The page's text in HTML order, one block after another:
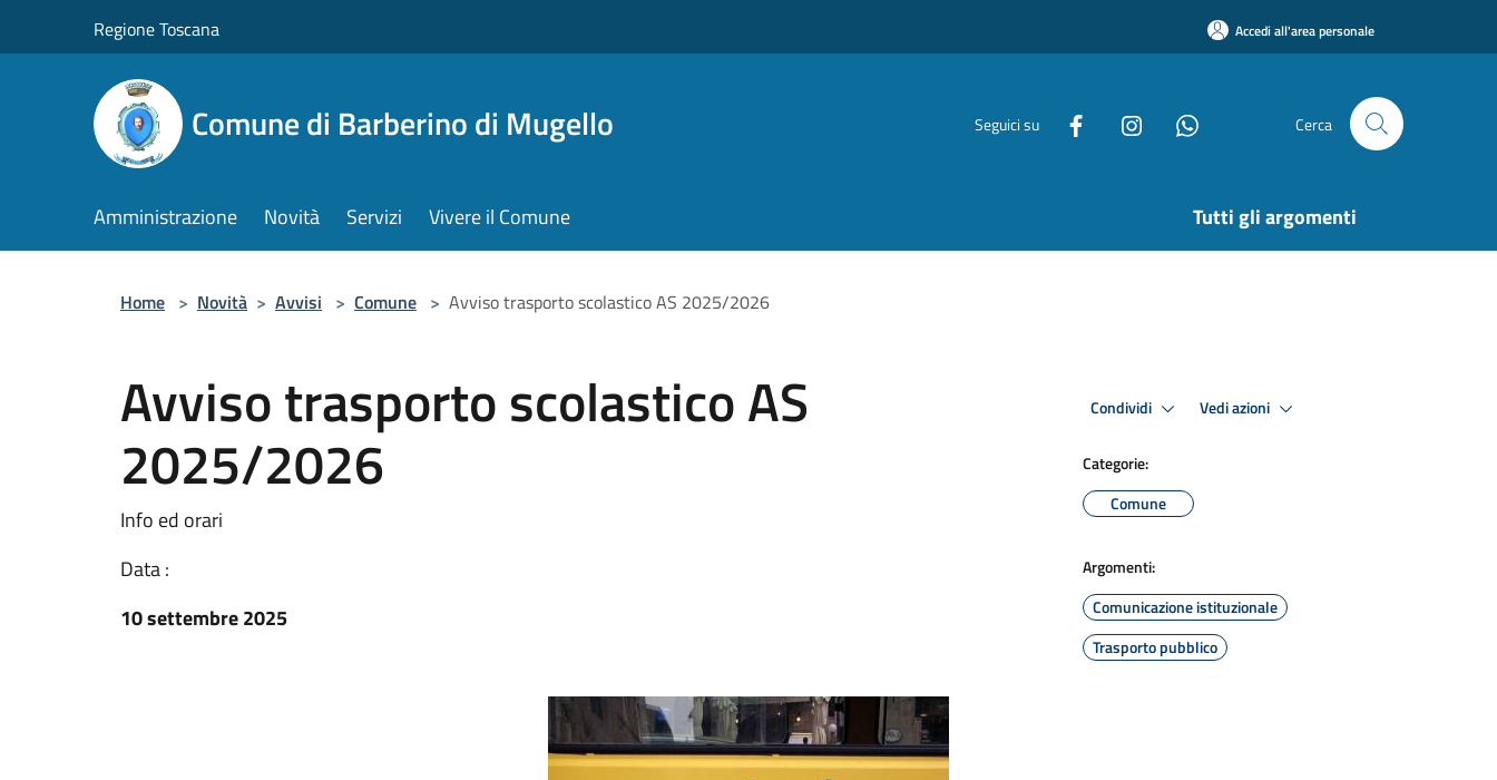
Regione Toscana Accedi all'area personale
Comune di Barberino di Mugello Seguici su Cerca
Amministrazione Novità Servizi Vivere il Comune Tutti gli argomenti
Home > Novità > Avvisi > Comune > Avviso trasporto scolastico AS 2025/2026
Avviso trasporto scolastico AS
2025/2026
Info ed orari
Data :
10 settembre 2025
Condividi Vedi azioni
Categorie:
Comune
Argomenti:
Comunicazione istituzionale
Trasporto pubblico